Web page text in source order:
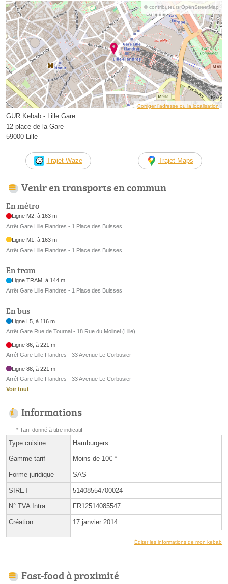
© contributeurs OpenStreetMap
Corriger l’adresse ou la localisation
GUR Kebab - Lille Gare
12 place de la Gare
59000 Lille
Trajet Waze Trajet Maps
Venir en transports en commun
En métro
Ligne M2, à 163 m
Arrêt Gare Lille Flandres - 1 Place des Buisses
Ligne M1, à 163 m
Arrêt Gare Lille Flandres - 1 Place des Buisses
En tram
Ligne TRAM, à 144 m
Arrêt Gare Lille Flandres - 1 Place des Buisses
En bus
Ligne L5, à 116 m
Arrêt Gare Rue de Tournai - 18 Rue du Molinel (Lille)
Ligne 86, à 221 m
Arrêt Gare Lille Flandres - 33 Avenue Le Corbusier
Ligne 88, à 221 m
Arrêt Gare Lille Flandres - 33 Avenue Le Corbusier
Voir tout
Informations
* Tarif donné à titre indicatif
Type cuisine Hamburgers
Gamme tarif Moins de 10€ *
Forme juridique SAS
SIRET 51408554700024
N° TVA Intra. FR12514085547
Création 17 janvier 2014
Éditer les informations de mon kebab
Fast-food à proximité